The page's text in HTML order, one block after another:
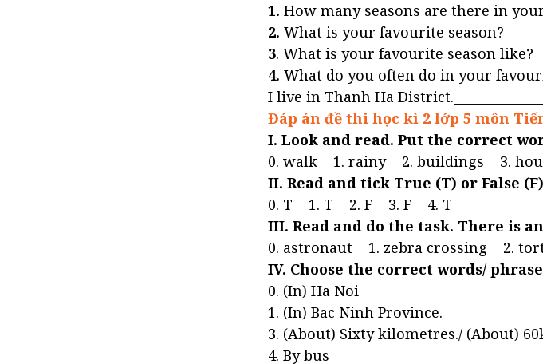
1. How many seasons are there in
2. What is your favourite season?
3. What is your favourite season like?
4. What do you often do in your
I live in Thanh Ha
Đáp án đề thi học kì 2 lớp 5 môn
I. Look and read. Put the correct
0. walk 1. rainy 2. buildings 3.
II. Read and tick True (T) or False (F)
0. T 1. T 2. F 3. F 4. T
III. Read and do the task. There is
0. astronaut 1. zebra crossing 2.
IV. Choose the correct words/
0. (In) Ha Noi
1. (In) Bac Ninh Province.
3. (About) Sixty kilometres./ (About)
4. By bus